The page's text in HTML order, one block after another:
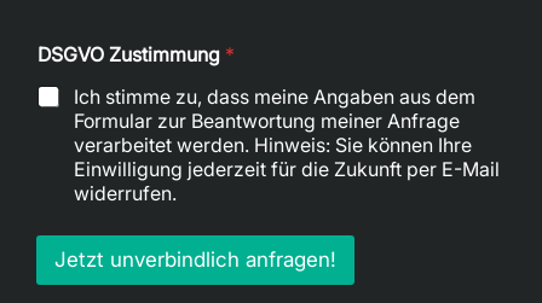
DSGVO Zustimmung *
Ich stimme zu, dass meine Angaben aus dem
Formular zur Beantwortung meiner Anfrage
verarbeitet werden. Hinweis: Sie können Ihre
Einwilligung jederzeit für die Zukunft per E-Mail
widerrufen.
Jetzt unverbindlich anfragen!